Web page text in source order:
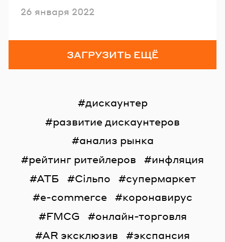
Опубликовано
26 января 2022
ЗАГРУЗИТЬ ЕЩЁ
дискаунтер
развитие дискаунтеров
анализ рынка
рейтинг ритейлеров
инфляция
АТБ
Сільпо
супермаркет
e-commerce
коронавирус
FMCG
онлайн-торговля
AR эксклюзив
экспансия